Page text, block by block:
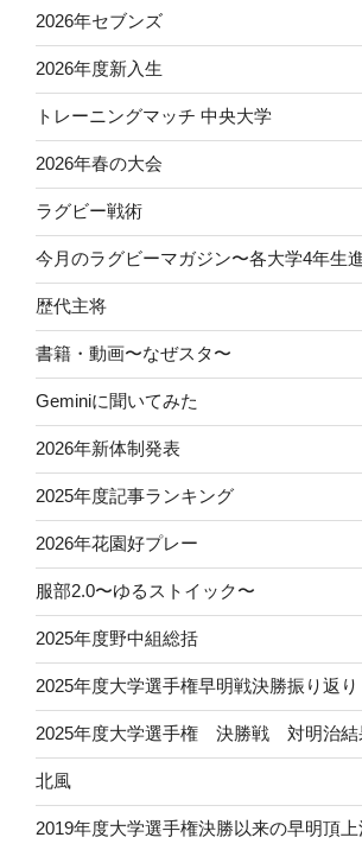
2026年セブンズ
2026年度新入生
トレーニングマッチ 中央大学
2026年春の大会
ラグビー戦術
今月のラグビーマガジン〜各大学4年生
歴代主将
書籍・動画〜なぜスタ〜
Geminiに聞いてみた
2026年新体制発表
2025年度記事ランキング
2026年花園好プレー
服部2.0〜ゆるストイック〜
2025年度野中組総括
2025年度大学選手権早明戦決勝振り返り
2025年度大学選手権 決勝戦 対明治結
北風
2019年度大学選手権決勝以来の早明頂